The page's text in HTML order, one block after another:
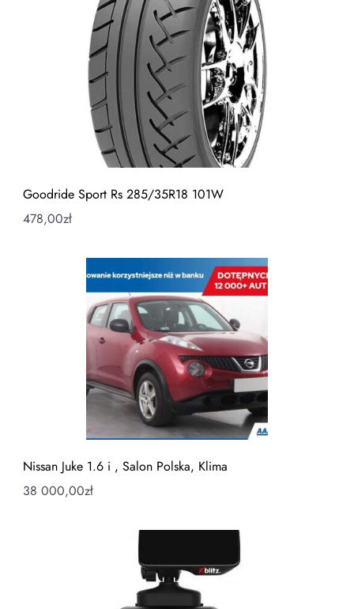
Goodride Sport Rs 285/35R18 101W
478,00zł
Nissan Juke 1.6 i , Salon Polska, Klima
38 000,00zł